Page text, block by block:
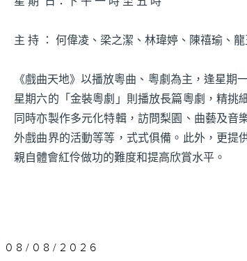
主 持 ： 何偉凌、梁之潔、林瑋婷、陳禧瑜、
《戲曲天地》以播放粵曲、粵劇為主，逢星期
星期六的「金裝粵劇」則播放長篇粵劇，精挑
同時亦製作多元化特輯，訪問梨園、曲藝及
外戲曲界的活動等等，式式俱備。此外，更提
親自體會紅伶做功的難度和提高欣賞水平。
08/08/2026